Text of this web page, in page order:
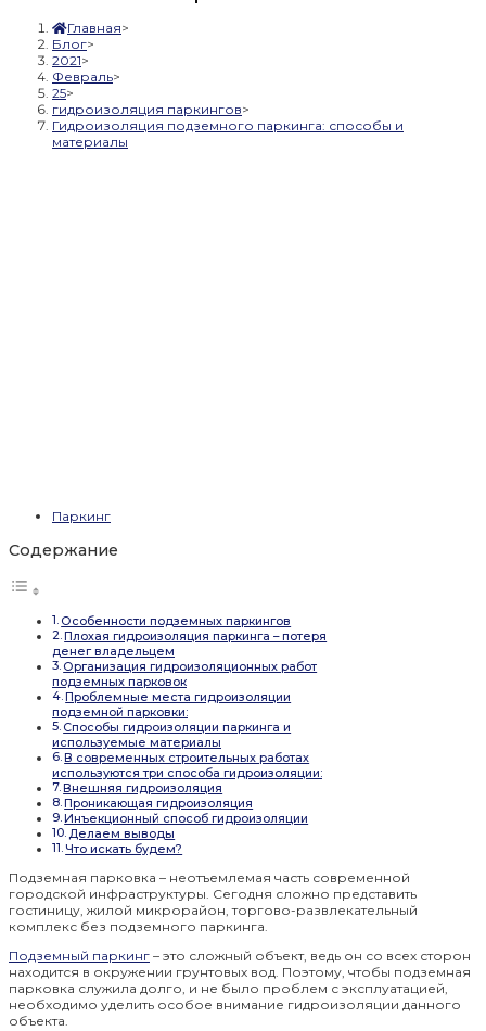
Главная>
Блог>
2021>
Февраль>
25>
гидроизоляция паркингов>
Гидроизоляция подземного паркинга: способы и
материалы
Паркинг
Содержание
Особенности подземных паркингов
Плохая гидроизоляция паркинга – потеря
денег владельцем
Организация гидроизоляционных работ
подземных парковок
Проблемные места гидроизоляции
подземной парковки:
Способы гидроизоляции паркинга и
используемые материалы
В современных строительных работах
используются три способа гидроизоляции:
Внешняя гидроизоляция
Проникающая гидроизоляция
Инъекционный способ гидроизоляции
Делаем выводы
Что искать будем?
Подземная парковка – неотъемлемая часть современной
городской инфраструктуры. Сегодня сложно представить
гостиницу, жилой микрорайон, торгово-развлекательный
комплекс без подземного паркинга.
Подземный паркинг – это сложный объект, ведь он со всех сторон
находится в окружении грунтовых вод. Поэтому, чтобы подземная
парковка служила долго, и не было проблем с эксплуатацией,
необходимо уделить особое внимание гидроизоляции данного
объекта.